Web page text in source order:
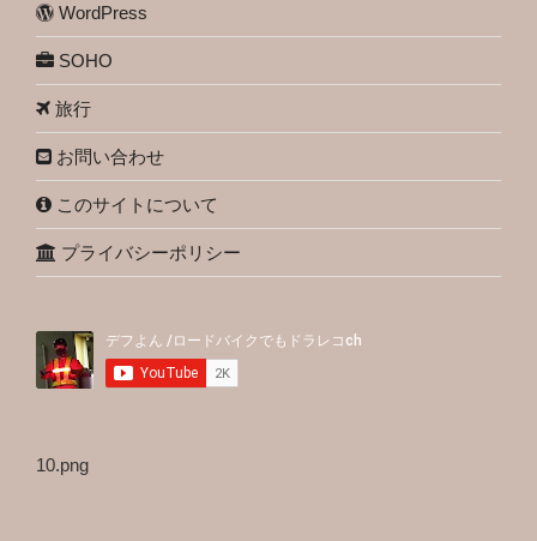
WordPress
SOHO
旅行
お問い合わせ
このサイトについて
プライバシーポリシー
10.png